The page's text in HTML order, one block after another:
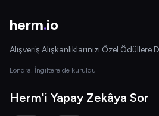
herm.io
Alışveriş Alışkanlıklarınızı Özel
Londra, İngiltere'de kuruldu
Herm'i Yapay Zekâya Sor